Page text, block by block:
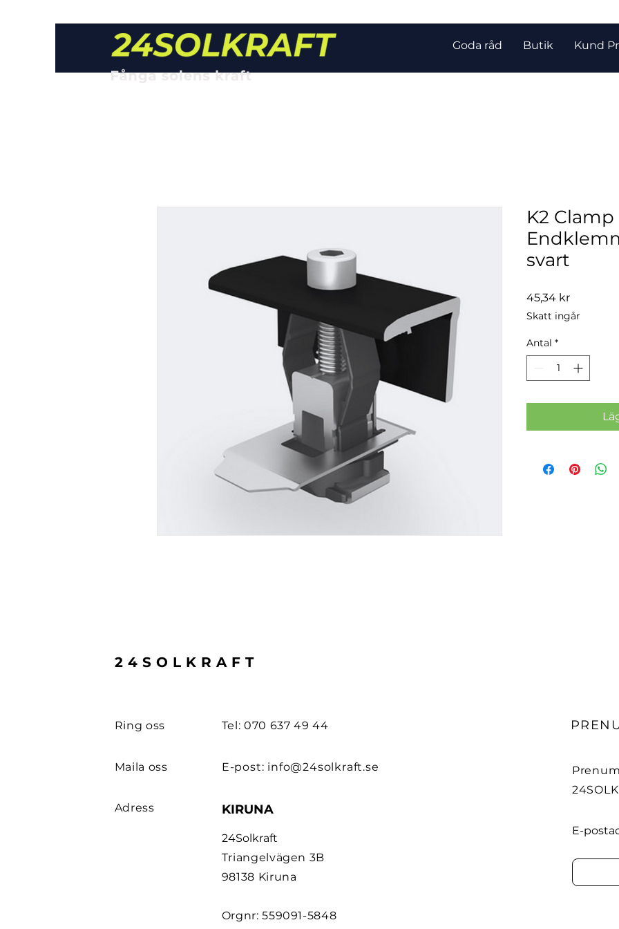
Goda råd Butik Kund
K2
svart
45,34 krPris
Skatt ingår
Antal *
24SOLKRAFT
Ring oss Tel: 070 637 49 44
Maila oss E-post: info@24solkraft.se
Adress KIRUNA
24Solkraft
Triangelvägen 3B
98138 Kiruna
Orgnr: 559091-5848
E-